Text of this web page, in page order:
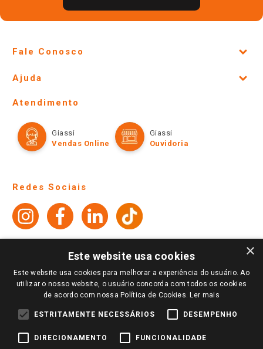
Fale Conosco
Cartão Giassi
Televendas
Perguntas frequentes
Trabalhe Conosco
Identidade Visual
Telefones e horários das lojas físicas
Política de Privacidade e Termos de Uso
Formas de Pagamento
Trocas e Devoluções
Giassi
Redes Sociais
×
Este website usa cookies
Este website usa cookies para melhorar a experiência do usuário. Ao
utilizar o nosso website, o usuário concorda com todos os cookies
de acordo com nossa Política de Cookies. Ler mais
ESTRITAMENTE NECESSÁRIOS DESEMPENHO
DIRECIONAMENTO FUNCIONALIDADE